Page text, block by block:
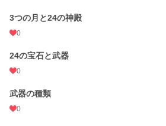
3つの月と24の神殿
0
24の宝石と武器
0
武器の種類
0